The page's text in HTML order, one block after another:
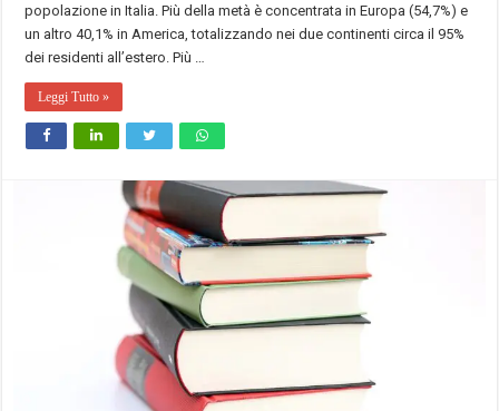
popolazione in Italia. Più della metà è concentrata in Europa (54,7%) e
un altro 40,1% in America, totalizzando nei due continenti circa il 95%
dei residenti all’estero. Più …
Leggi Tutto »